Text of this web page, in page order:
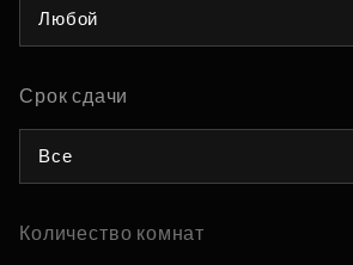
Любой
Срок сдачи
Все
Количество комнат